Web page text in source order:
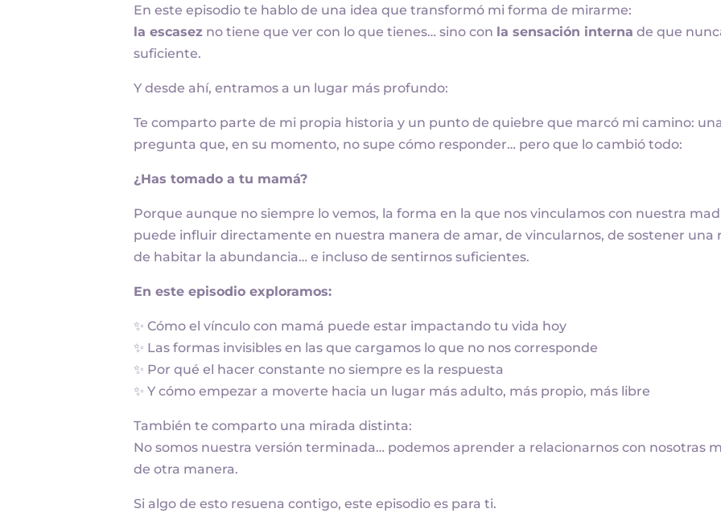
En este episodio te hablo de una idea que transformó mi forma de mirarme:
la escasez no tiene que ver con lo que tienes… sino con la sensación interna de que
suficiente.
Y desde ahí, entramos a un lugar más profundo:
Te comparto parte de mi propia historia y un punto de quiebre que marcó mi camino: una
pregunta que, en su momento, no supe cómo responder… pero que lo cambió todo:
¿Has tomado a tu mamá?
Porque aunque no siempre lo vemos, la forma en la que nos vinculamos con nuestra
puede influir directamente en nuestra manera de amar, de vincularnos, de sostener una
de habitar la abundancia… e incluso de sentirnos suficientes.
En este episodio exploramos:
✨ Cómo el vínculo con mamá puede estar impactando tu vida hoy
✨ Las formas invisibles en las que cargamos lo que no nos corresponde
✨ Por qué el hacer constante no siempre es la respuesta
✨ Y cómo empezar a moverte hacia un lugar más adulto, más propio, más libre
También te comparto una mirada distinta:
No somos nuestra versión terminada… podemos aprender a relacionarnos con nosotras
de otra manera.
Si algo de esto resuena contigo, este episodio es para ti.